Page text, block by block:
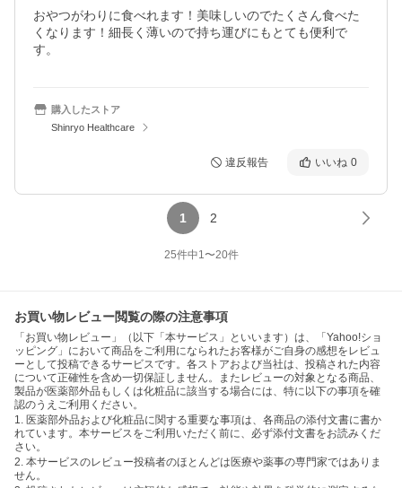
おやつがわりに食べれます！美味しいのでたくさん食べた
くなります！細長く薄いので持ち運びにもとても便利で
す。
購入したストア
Shinryo Healthcare
違反報告 いいね 0
1 2
25件中1〜20件
お買い物レビュー閲覧の際の注意事項
「お買い物レビュー」（以下「本サービス」といいます）は、「Yahoo!ショ
ッピング」において商品をご利用になられたお客様がご自身の感想をレビュ
ーとして投稿できるサービスです。各ストアおよび当社は、投稿された内容
について正確性を含め一切保証しません。またレビューの対象となる商品、
製品が医薬部外品もしくは化粧品に該当する場合には、特に以下の事項を確
認のうえご利用ください。
1. 医薬部外品および化粧品に関する重要な事項は、各商品の添付文書に書か
れています。本サービスをご利用いただく前に、必ず添付文書をお読みくだ
さい。
2. 本サービスのレビュー投稿者のほとんどは医療や薬事の専門家ではありま
せん。